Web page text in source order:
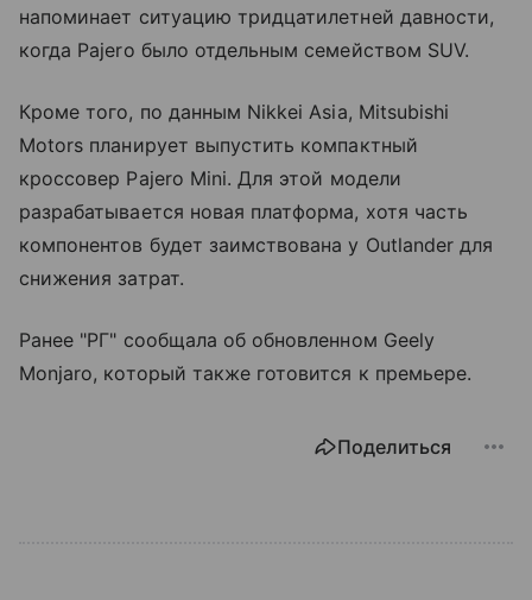
напоминает ситуацию тридцатилетней давности,
когда Pajero было отдельным семейством SUV.
Кроме того, по данным Nikkei Asia, Mitsubishi
Motors планирует выпустить компактный
кроссовер Pajero Mini. Для этой модели
разрабатывается новая платформа, хотя часть
компонентов будет заимствована у Outlander для
снижения затрат.
Ранее "РГ" сообщала об обновленном Geely
Monjaro, который также готовится к премьере.
Поделиться